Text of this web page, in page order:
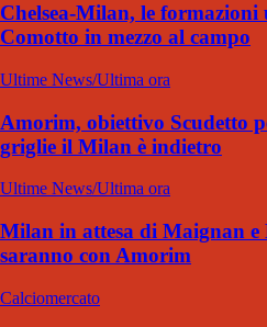
Chelsea-Milan, le
Comotto in mezzo al campo
Ultime News/Ultima ora
Amorim, obiettivo Scudetto
griglie il Milan è indietro
Ultime News/Ultima ora
Milan in attesa di Maignan e
saranno con Amorim
Calciomercato